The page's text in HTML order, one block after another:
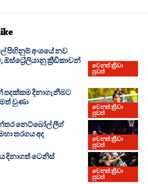
වෙනත් ක්‍රීඩා
පුවත්
පිහිනුම් අංශයේ නව
ක්‍රීඩිකාවන්
වෙනත් ක්‍රීඩා
පුවත්
පදක්කම දිනාගැනීමට
වුණා
වෙනත් ක්‍රීඩා
පුවත්
නෙට්බෝල් ලීග්
තරගය අද
වෙනත් ක්‍රීඩා
පුවත්
දිනාගත් ටෙනිස්